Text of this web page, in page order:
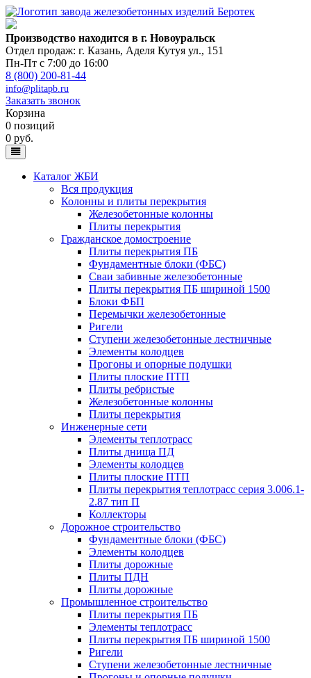
Производство находится в г. Новоуральск
Отдел продаж: г. Казань, Аделя Кутуя ул., 151
Пн-Пт с 7:00 до 16:00
8 (800) 200-81-44
info@plitapb.ru
Заказать звонок
Корзина
0 позиций
0 руб.
Каталог ЖБИ
Вся продукция
Колонны и плиты перекрытия
Железобетонные колонны
Плиты перекрытия
Гражданское домостроение
Плиты перекрытия ПБ
Фундаментные блоки (ФБС)
Сваи забивные железобетонные
Плиты перекрытия ПБ шириной 1500
Блоки ФБП
Перемычки железобетонные
Ригели
Ступени железобетонные лестничные
Элементы колодцев
Прогоны и опорные подушки
Плиты плоские ПТП
Плиты ребристые
Железобетонные колонны
Плиты перекрытия
Инженерные сети
Элементы теплотрасс
Плиты днища ПД
Элементы колодцев
Плиты плоские ПТП
Плиты перекрытия теплотрасс серия 3.006.1-
2.87 тип П
Коллекторы
Дорожное строительство
Фундаментные блоки (ФБС)
Элементы колодцев
Плиты дорожные
Плиты ПДН
Плиты дорожные
Промышленное строительство
Плиты перекрытия ПБ
Элементы теплотрасс
Плиты перекрытия ПБ шириной 1500
Ригели
Ступени железобетонные лестничные